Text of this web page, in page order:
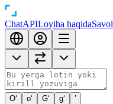
ChatAPILoyiha haqida
O‘ o‘ G‘ g‘ ’